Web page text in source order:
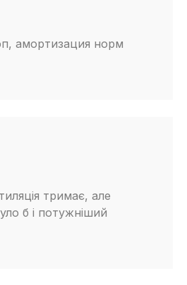
амортизация норм
тримає, але
б і потужніший